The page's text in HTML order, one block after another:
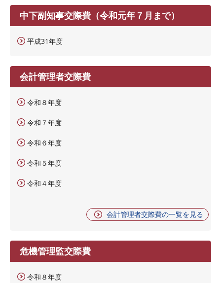
中下副知事交際費（令和元年７月まで）
平成31年度
会計管理者交際費
令和８年度
令和７年度
令和６年度
令和５年度
令和４年度
会計管理者交際費の一覧を見る
危機管理監交際費
令和８年度